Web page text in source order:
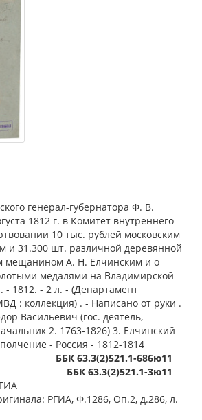
генерал-губернатора Ф. В.
1812 г. в Комитет внутреннего
10 тыс. рублей московским
и 31.300 шт. различной деревянной
мещанином А. Н. Елчинским и о
медалями на Владимирской
- 1812. - 2 л. - (Департамент
: коллекция) . - Написано от руки .
Васильевич (гос. деятель,
2. 1763-1826) 3. Елчинский
- Россия - 1812-1814
ББК 63.3(2)521.1-686ю11
ББК 63.3(2)521.1-3ю11
РГИА, Ф.1286, Оп.2, д.286, л.